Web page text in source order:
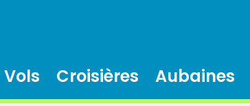
Vols Croisières Aubaines